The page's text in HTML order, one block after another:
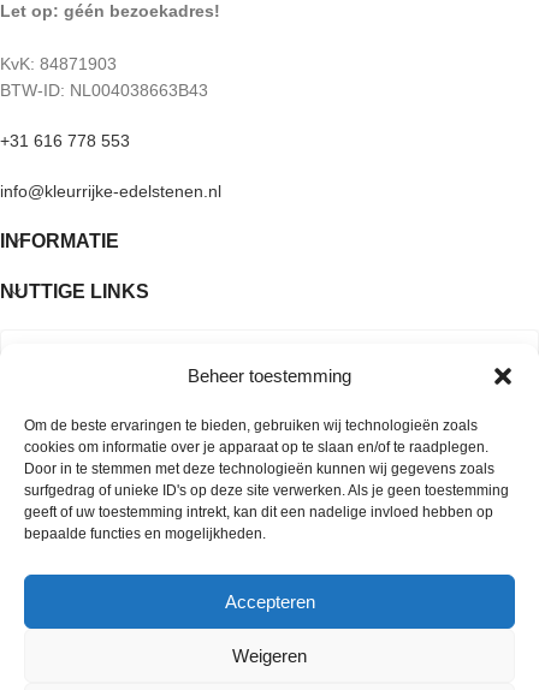
Beheer toestemming
Om de beste ervaringen te bieden, gebruiken wij technologieën zoals
cookies om informatie over je apparaat op te slaan en/of te raadplegen.
Door in te stemmen met deze technologieën kunnen wij gegevens zoals
surfgedrag of unieke ID's op deze site verwerken. Als je geen toestemming
geeft of uw toestemming intrekt, kan dit een nadelige invloed hebben op
bepaalde functies en mogelijkheden.
Accepteren
Weigeren
Let op: géén bezoekadres!
KvK: 84871903
BTW-ID: NL004038663B43
+31 616 778 553
info@kleurrijke-edelstenen.nl
INFORMATIE
NUTTIGE LINKS
Copyright © 2026 Kleurrijke edelstenen